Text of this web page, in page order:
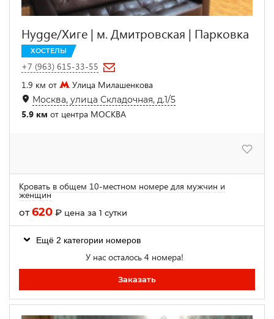
Hygge/Хиге | м. Дмитровская | Парковка
ХОСТЕЛЫ
+7 (963) 615-33-55
1.9 км от
Улица Милашенкова
Москва, улица Складочная, д.1/5
5.9 км от центра МОСКВА
Кровать в общем 10-местном номере для мужчин и
женщин
от620 ₽ цена за 1 сутки
Ещё 2 категории номеров
У нас осталось 4 номера!
Заказать